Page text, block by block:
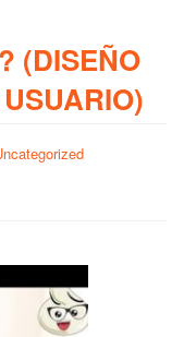
(DISEÑO